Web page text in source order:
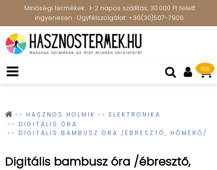
Minőségi termékek · 1-2 napos szállítás, 30.000 Ft felett
ingyenesen · Ügyfélszolgálat: +36(30)507-7908
168
HASZNOS HOLMIK
ELEKTRONIKA
DIGITÁLIS ÓRA
DIGITÁLIS BAMBUSZ ÓRA /ÉBRESZTŐ, HŐMÉRŐ/
Digitális bambusz óra /ébresztő,